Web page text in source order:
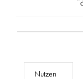
Nutzen